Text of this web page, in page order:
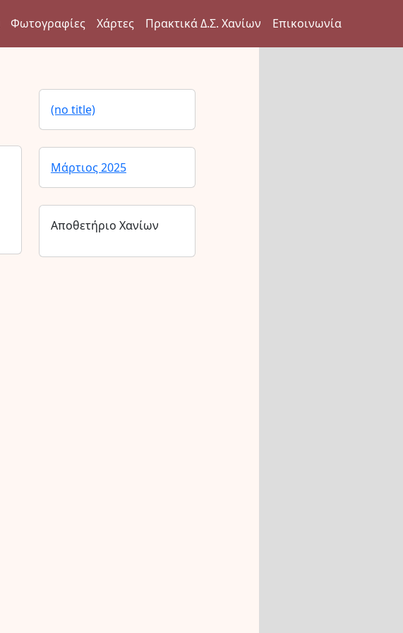
Φωτογραφίες Χάρτες Πρακτικά Δ.Σ. Χανίων Επικοινωνία
(no title)
Μάρτιος 2025
Αποθετήριο Χανίων